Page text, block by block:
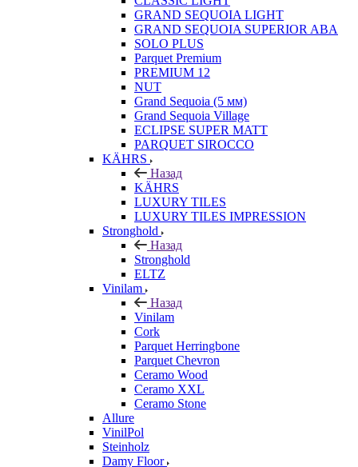
GRAND SEQUOIA LIGHT
GRAND SEQUOIA SUPERIOR ABA
SOLO PLUS
Parquet Premium
PREMIUM 12
NUT
Grand Sequoia (5 мм)
Grand Sequoia Village
ECLIPSE SUPER MATT
PARQUET SIROCCO
KÄHRS
Назад
KÄHRS
LUXURY TILES
LUXURY TILES IMPRESSION
Stronghold
Назад
Stronghold
ELTZ
Vinilam
Назад
Vinilam
Cork
Parquet Herringbone
Parquet Chevron
Ceramo Wood
Ceramo XXL
Ceramo Stone
Allure
VinilPol
Steinholz
Damy Floor